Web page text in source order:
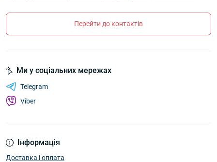
Перейти до контактів
Інформація
Доставка і оплата
Ми у соціальних мережах
Telegram
Viber